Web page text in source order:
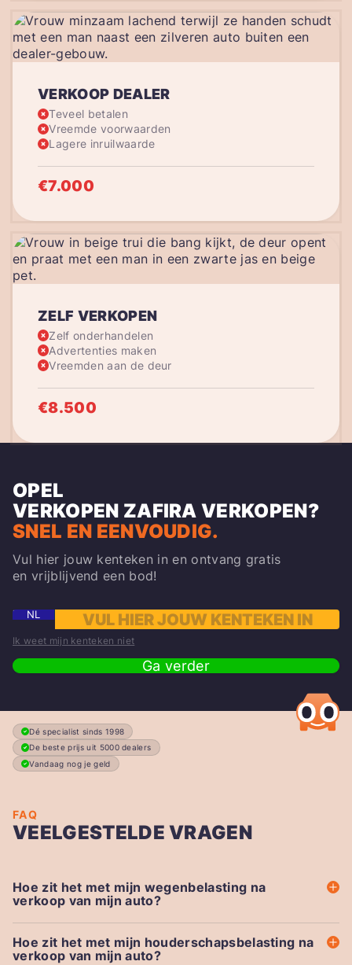
VERKOOP DEALER
Teveel betalen
Vreemde voorwaarden
Lagere inruilwaarde
€7.000
ZELF VERKOPEN
Zelf onderhandelen
Advertenties maken
Vreemden aan de deur
€8.500
OPEL
VERKOPEN ZAFIRA VERKOPEN?
SNEL EN EENVOUDIG.
Vul hier jouw kenteken in en ontvang gratis
en vrijblijvend een bod!
NL
Ik weet mijn kenteken niet
Ga verder
Dé specialist sinds 1998
De beste prijs uit 5000 dealers
Vandaag nog je geld
FAQ
VEELGESTELDE VRAGEN
Hoe zit het met mijn wegenbelasting na
verkoop van mijn auto?
Hoe zit het met mijn houderschapsbelasting na
verkoop van mijn auto?